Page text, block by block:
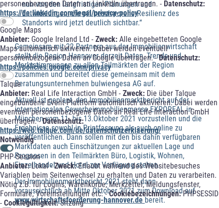
personenbezogene Daten an LinkedIn übertragen. - Datenschutz:
https://de.linkedin.com/legal/privacy-policy
Google Maps
Anbieter: Google Ireland Ltd - Zweck: Alle eingebetteten Google
Maps automatisch aktiveren. Dabei werden eventuell
personenbezogene Daten an Google übertragen. -Datenschutz:
https://policies.google.com/privacy
Talque
Anbieter: Real Life Interaction GmbH - Zweck: Die über Talque
eingebundene Event-Plattform automatisch aktivieren. Dabei werden
eventuell personenbezogene Daten an Real Life Interaction GmbH
übertragen. -Datenschutz:
https://web.talque.com/de/datenschutzerklaerung/
Notwendig
PHP-Session
Anbieter:Lokal -Zweck:Erlaubt während des Websitebesuches
Variablen beim Seitenwechsel zu erhalten und Daten zu verarbeiten.
Nötig z.B. für Logins, Warenkörbe, Merkzettel, Meldungsfenster,
Formulare, Voreinstellungen etc. -Cookiebezeichnungen:PHPSESSID
- Cookiegültigkeit:Sitzung
nun von den langfristigen Planungen und
Entwicklungen, die oft beschworene Resilienz des
Standorts wird jetzt deutlich sichtbar.“
Gemeinsam mit 22 Partnern aus der Immobilienwirtschaft
stellt die Region Hannover derzeit Daten, Trends und
Marktstimmungen zu allen Teilmärkten der Region
zusammen und bereitet diese gemeinsam mit dem
Beratungsunternehmen bulwiengesa AG auf.
Aktuell ist geplant, den Immobilienmarktbericht auf der
internationalen Gewerbeimmobilienmesse EXPOREAL in
München vom 11. bis 13.Oktober 2021 vorzustellen und die
Ergebnisse sowohl in Printfassung als auch online zu
veröffentlichen. Dann sollen mit den bis dahin verfügbaren
Marktdaten auch Einschätzungen zur aktuellen Lage und
Prognosen in den Teilmärkten Büro, Logistik, Wohnen,
Einzelhandel und Hotel zur Verfügung stehen.
Der Immobilienmarktbericht 2021 steht dann
voraussichtlich ab Mitte Oktober 2021 zum Download auf
www.wirtschaftsfoerderung-hannover.de bereit.